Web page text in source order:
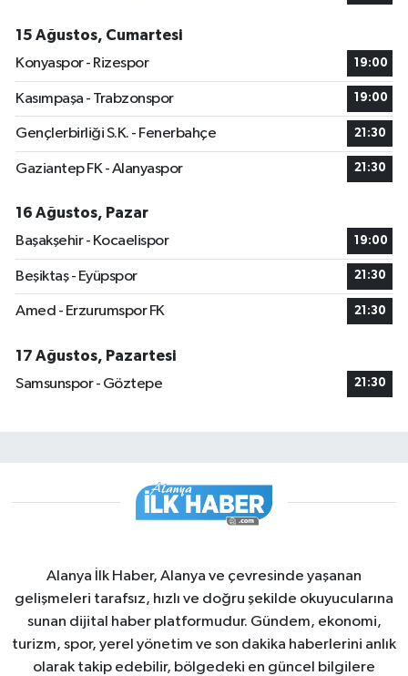
15 Ağustos, Cumartesi
Konyaspor - Rizespor
19:00
Kasımpaşa - Trabzonspor 19:00
Gençlerbirliği S.K. - Fenerbahçe 21:30
Gaziantep FK - Alanyaspor 21:30
16 Ağustos, Pazar
Başakşehir - Kocaelispor
19:00
Beşiktaş - Eyüpspor 21:30
Amed - Erzurumspor FK 21:30
17 Ağustos, Pazartesi
Samsunspor - Göztepe
21:30
Alanya İlk Haber, Alanya ve çevresinde yaşanan
gelişmeleri tarafsız, hızlı ve doğru şekilde okuyucularına
sunan dijital haber platformudur. Gündem, ekonomi,
turizm, spor, yerel yönetim ve son dakika haberlerini anlık
olarak takip edebilir, bölgedeki en güncel bilgilere